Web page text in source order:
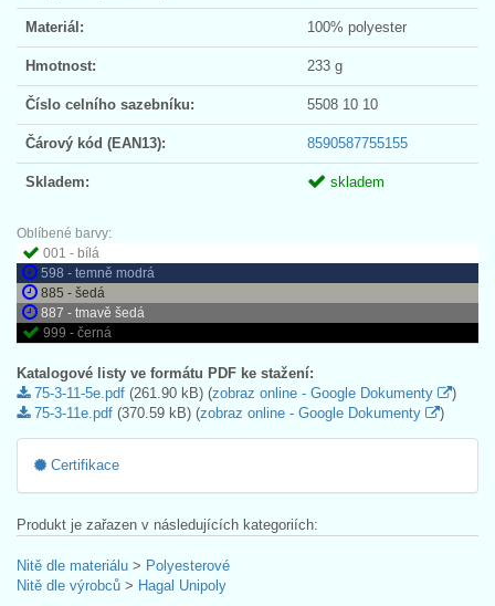
Materiál: 100% polyester
Hmotnost: 233 g
Číslo celního sazebníku: 5508 10 10
Čárový kód (EAN13): 8590587755155
Skladem: skladem
Oblíbené barvy:
001 - bílá
598 - temně modrá
885 - šedá
887 - tmavě šedá
999 - černá
Katalogové listy ve formátu PDF ke stažení:
75-3-11-5e.pdf (261.90 kB) (zobraz online - Google Dokumenty
)
75-3-11e.pdf (370.59 kB) (zobraz online - Google Dokumenty )
Certifikace
Produkt je zařazen v následujících kategoriích:
Nitě dle materiálu > Polyesterové
Nitě dle výrobců > Hagal Unipoly